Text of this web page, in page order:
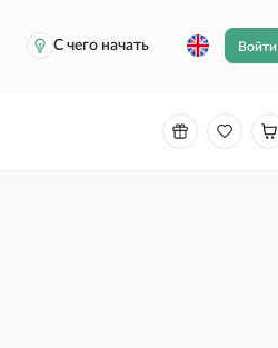
С чего начать
Войти